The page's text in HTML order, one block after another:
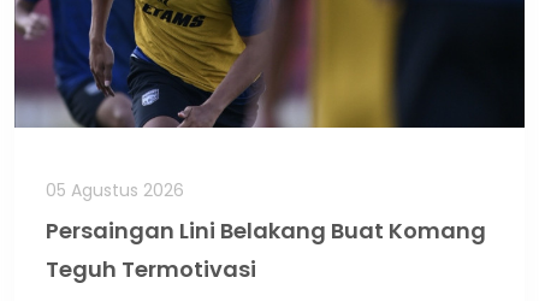
05 Agustus 2026
Persaingan Lini Belakang Buat Komang
Teguh Termotivasi